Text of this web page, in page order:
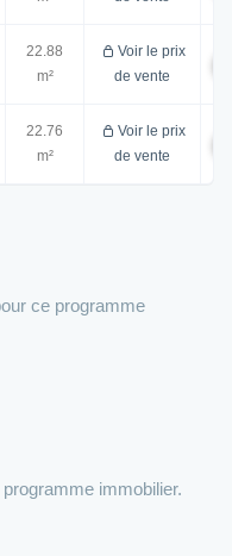
22.88
m²
Voir le prix
de vente
22.76
m²
Voir le prix
de vente
ce programme
immobilier.